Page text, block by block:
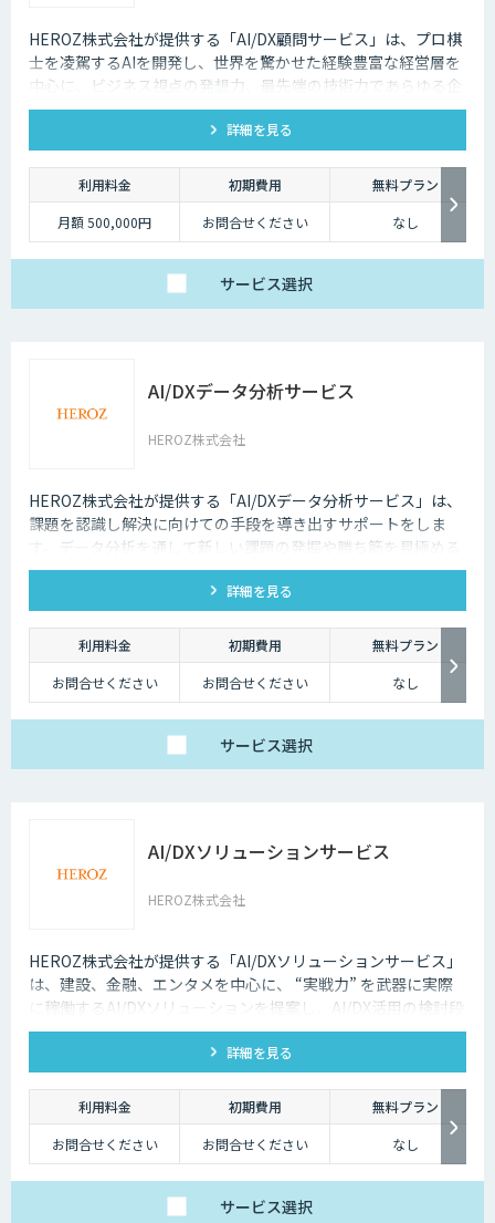
HEROZ株式会社が提供する「AI/DX顧問サービス」は、プロ棋
士を凌駕するAIを開発し、世界を驚かせた経験豊富な経営層を
中心に、ビジネス視点の発想力、最先端の技術力であらゆる企
業と組織のDXをAIの力でサポートします。
詳細を見る
利用料金 初期費用
無料プラン
月額 500,000円
お問合せください なし
サービス選択
AI/DXデータ分析サービス
HEROZ株式会社
HEROZ株式会社が提供する「AI/DXデータ分析サービス」は、
課題を認識し解決に向けての手段を導き出すサポートをしま
す。データ分析を通して新しい課題の発掘や勝ち筋を見極める
支援をします。
詳細を見る
利用料金 初期費用
無料プラン
お問合せください
お問合せください なし
サービス選択
AI/DXソリューションサービス
HEROZ株式会社
HEROZ株式会社が提供する「AI/DXソリューションサービス」
は、建設、金融、エンタメを中心に、 “実戦力” を武器に実際
に稼働するAI/DXソリューションを提案し、AI/DX活用の検討段
階から運用まで一貫支援します。
詳細を見る
利用料金 初期費用
無料プラン
お問合せください
お問合せください なし
サービス選択